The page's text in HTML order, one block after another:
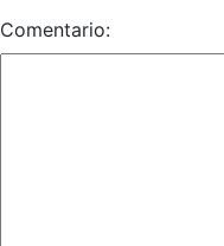
Comentario: